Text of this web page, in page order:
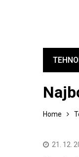
Home
21. 12.